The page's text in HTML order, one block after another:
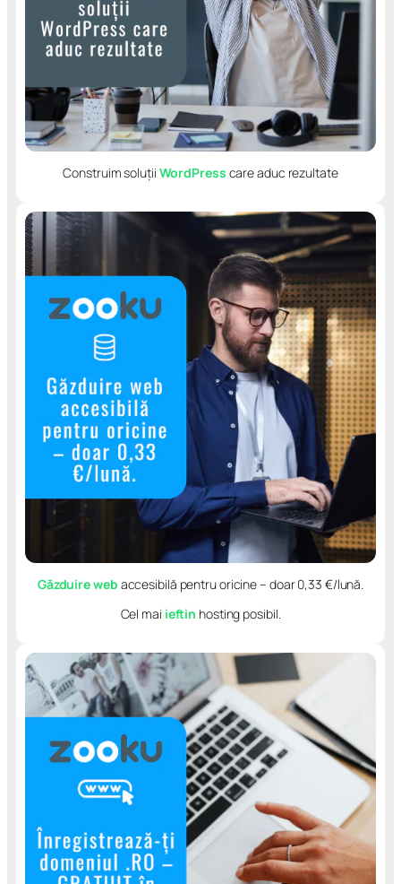
Construim soluții WordPress care aduc rezultate
Găzduire web accesibilă pentru oricine – doar 0,33 €/lună.
Cel mai ieftin hosting posibil.